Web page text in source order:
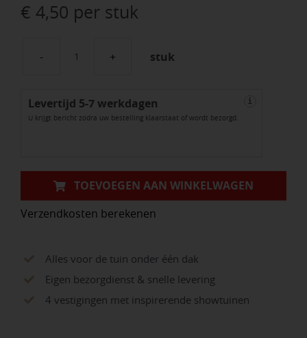
€ 4,50 per stuk
Moonflor
Ø
35x20cm
stuk
Levertijd 5-7 werkdagen
U krijgt bericht zodra uw bestelling klaarstaat of wordt bezorgd.
i
TOEVOEGEN AAN WINKELWAGEN
Verzendkosten berekenen
Alles voor de tuin onder één dak
Eigen bezorgdienst & snelle levering
4 vestigingen met inspirerende showtuinen